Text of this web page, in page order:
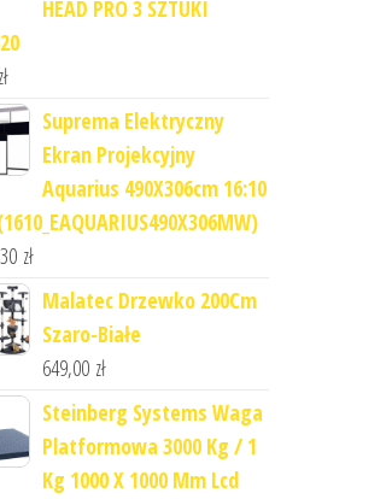
HEAD PRO 3 SZTUKI
zł
Suprema Elektryczny
Ekran Projekcyjny
Aquarius 490X306cm 16:10
zł
Malatec Drzewko 200Cm
Szaro-Białe
649,00 zł
Steinberg Systems Waga
Platformowa 3000 Kg / 1
Kg 1000 X 1000 Mm Lcd